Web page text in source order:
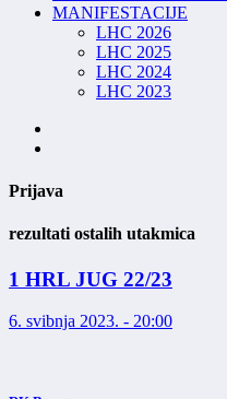
MANIFESTACIJE
LHC 2026
LHC 2025
LHC 2024
LHC 2023
Prijava
rezultati ostalih utakmica
1 HRL JUG 22/23
6. svibnja 2023. - 20:00